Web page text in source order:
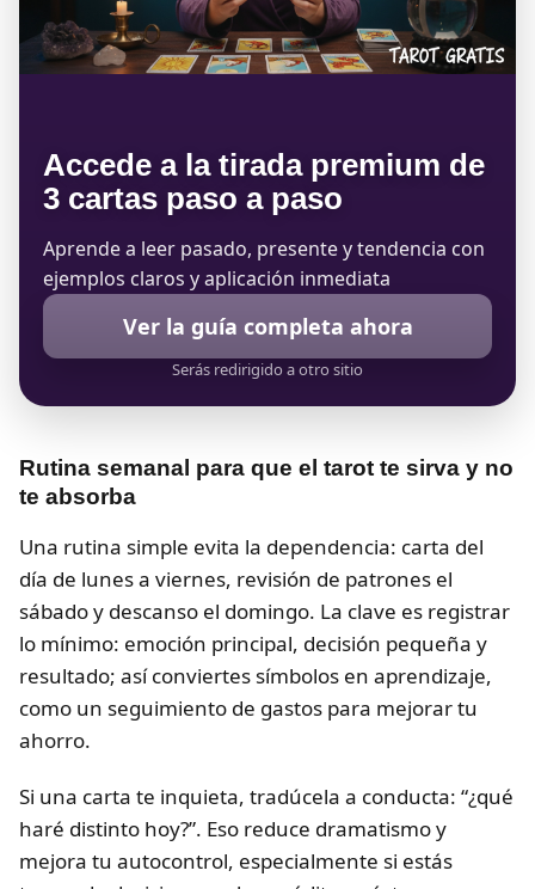
Accede a la tirada premium de
3 cartas paso a paso
Aprende a leer pasado, presente y tendencia con
ejemplos claros y aplicación inmediata
Ver la guía completa ahora
Serás redirigido a otro sitio
Rutina semanal para que el tarot te sirva y no
te absorba
Una rutina simple evita la dependencia: carta del
día de lunes a viernes, revisión de patrones el
sábado y descanso el domingo. La clave es registrar
lo mínimo: emoción principal, decisión pequeña y
resultado; así conviertes símbolos en aprendizaje,
como un seguimiento de gastos para mejorar tu
ahorro.
Si una carta te inquieta, tradúcela a conducta: “¿qué
haré distinto hoy?”. Eso reduce dramatismo y
mejora tu autocontrol, especialmente si estás